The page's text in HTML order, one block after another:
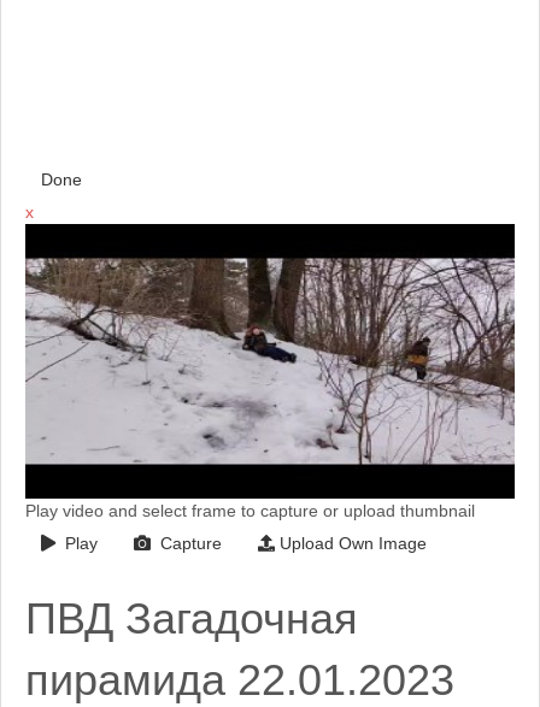
Done
x
Play video and select frame to capture or upload thumbnail
Play
Capture Upload Own Image
ПВД Загадочная
пирамида 22.01.2023